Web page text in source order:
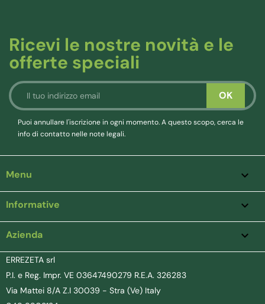
Ricevi le nostre novità e le
offerte speciali
Puoi annullare l'iscrizione in ogni momento. A questo scopo, cerca le
info di contatto nelle note legali.
Menu 
Informative 
Azienda keyboard_arrow_down
ERREZETA srl
P.I. e Reg. Impr. VE 03647490279 R.E.A. 326283
Via Mattei 8/A Z.I 30039 - Stra (Ve) Italy